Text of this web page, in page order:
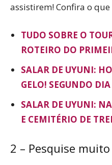
assistirem! Confira o
TUDO SOBRE O
ROTEIRO DO
SALAR DE UYUNI:
GELO! SEGUNDO DIA
SALAR DE UYUNI:
E CEMITÉRIO DE
2 – Pesquise